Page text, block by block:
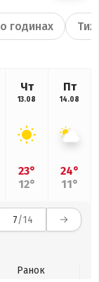
годинах
Чт
13.08
23°
12°
Пт
14.08
24°
11°
7/14
Ранок